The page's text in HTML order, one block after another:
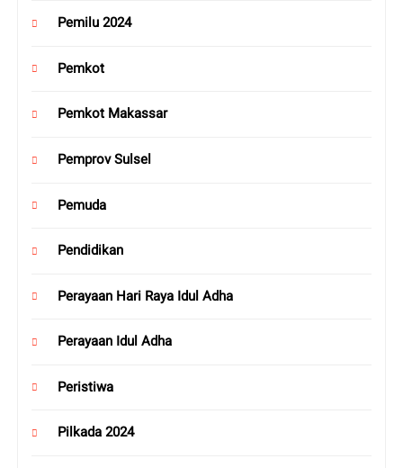
Pemilu 2024
Pemkot
Pemkot Makassar
Pemprov Sulsel
Pemuda
Pendidikan
Perayaan Hari Raya Idul Adha
Perayaan Idul Adha
Peristiwa
Pilkada 2024